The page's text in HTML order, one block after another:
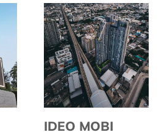
IDEO MOBI